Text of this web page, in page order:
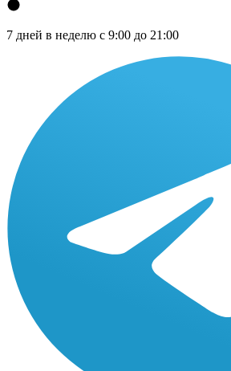
7 дней в неделю с 9:00 до 21:00